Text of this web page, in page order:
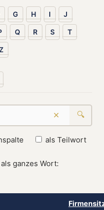
G H I J
Q R S T
× 🔍
als Teilwort
ganzes Wort: